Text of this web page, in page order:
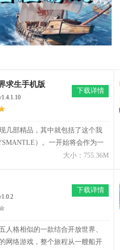
求生手机版
几部精品，其中就包括了这个我
）。一开始将会作为一
其中的玩法内容就是关系到探索
刻保证自己的生存能力。期间还
己，整体的画风非常写实，所以
版下载好。
大小：755.36M
下载详情
人格相似的一款结合开放世界、
网络游戏，整个旅程从一艘船开
下载详情